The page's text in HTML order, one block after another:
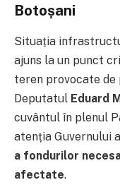
Botoșani
Situația
ajuns la un punct
teren provocate de
Deputatul Eduard
cuvântul în plenul
atenția Guvernului
a fondurilor
afectate.